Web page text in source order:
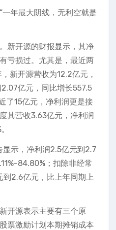
年最大阴线，无利空就是
新开源的财报显示，其净
亏损过。尤其是，最近两
新开源营收为12.2亿元，
亿元，同比增长557.5
了15亿元，净利润更是接
其营收3.63亿元，净利润
示，净利润2.5亿元到2.7
84.80%；扣除非经常
2.6亿元，比上年同期上
开源表示主要有三个原
票激励计划本期摊销成本